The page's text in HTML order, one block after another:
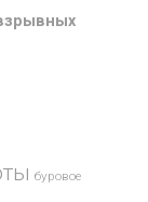
буровое